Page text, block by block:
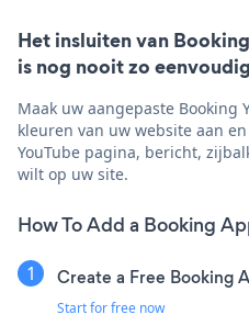
Het insluiten van
is nog nooit zo
Maak uw aangepaste Booking
kleuren van uw website aan
YouTube pagina, bericht,
wilt op uw site.
How To Add a Booking
Create a Free Booking
Start for free now